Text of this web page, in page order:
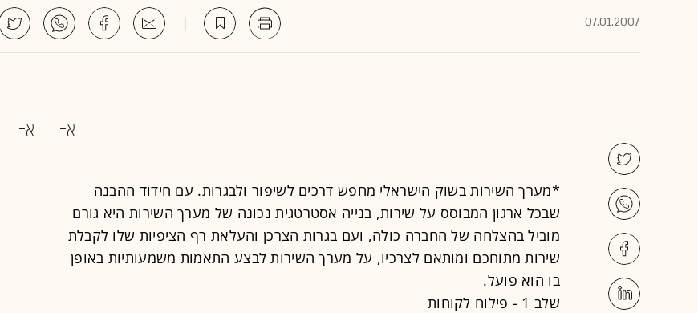
07.01.2007
*מערך השירות בשוק הישראלי מחפש דרכים לשיפור ולבגרות. עם חידוד ההבנה
שבכל ארגון המבוסס על שירות, בנייה אסטרטגית נכונה של מערך השירות היא גורם
מוביל בהצלחה של החברה כולה, ועם בגרות הצרכן והעלאת רף הציפיות שלו לקבלת
שירות מתוחכם ומותאם לצרכיו, על מערך השירות לבצע התאמות משמעותיות באופן
בו הוא פועל.
שלב 1 - פילוח לקוחות